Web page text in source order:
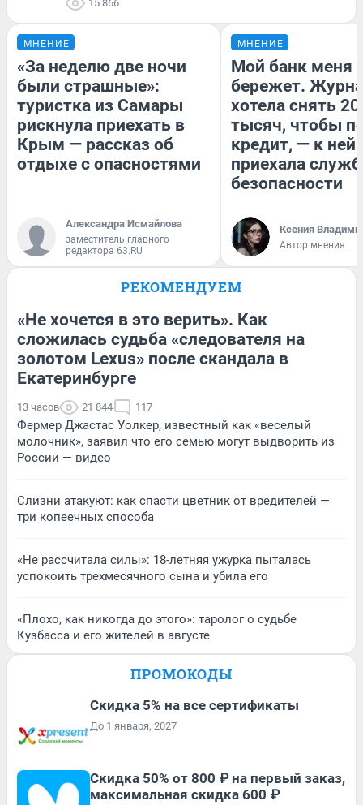
15 866
МНЕНИЕ
«За неделю две ночи
были страшные»:
туристка из Самары
рискнула приехать в
Крым — рассказ об
отдыхе с опасностями
Александра Исмайлова
заместитель главного
редактора 63.RU
МНЕНИЕ
Мой банк меня
бережет.
хотела снять
тысяч, чтобы
кредит, — к
приехала
безопасности
Ксения
Автор мнения
РЕКОМЕНДУЕМ
«Не хочется в это верить». Как
сложилась судьба «следователя на
золотом Lexus» после скандала в
Екатеринбурге
13 часов 21 844 117
Фермер Джастас Уолкер, известный как «веселый
молочник», заявил что его семью могут выдворить из
России — видео
Слизни атакуют: как спасти цветник от вредителей —
три копеечных способа
«Не рассчитала силы»: 18-летняя ужурка пыталась
успокоить трехмесячного сына и убила его
«Плохо, как никогда до этого»: таролог о судьбе
Кузбасса и его жителей в августе
ПРОМОКОДЫ
Скидка 5% на все сертификаты
До 1 января, 2027
Скидка 50% от 800 ₽ на первый заказ,
максимальная скидка 600 ₽